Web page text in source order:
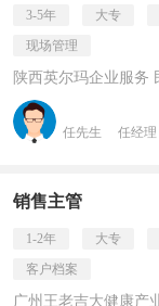
3-5年 大专
现场管理
陕西英尔玛企业服务
任先生 任经理
销售主管
1-2年 大专
客户档案
广州王老吉大健康产